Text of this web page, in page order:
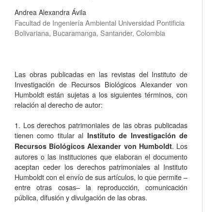
Andrea Alexandra Ávila
Facultad de Ingeniería Ambiental Universidad Pontificia
Bolivariana, Bucaramanga, Santander, Colombia
Las obras publicadas en las revistas del Instituto de
Investigación de Recursos Biológicos Alexander von
Humboldt están sujetas a los siguientes términos, con
relación al derecho de autor:
1. Los derechos patrimoniales de las obras publicadas
tienen como titular al Instituto de Investigación de
Recursos Biológicos Alexander von Humboldt. Los
autores o las instituciones que elaboran el documento
aceptan ceder los derechos patrimoniales al Instituto
Humboldt con el envío de sus artículos, lo que permite –
entre otras cosas­– la reproducción, comunicación
pública, difusión y divulgación de las obras.